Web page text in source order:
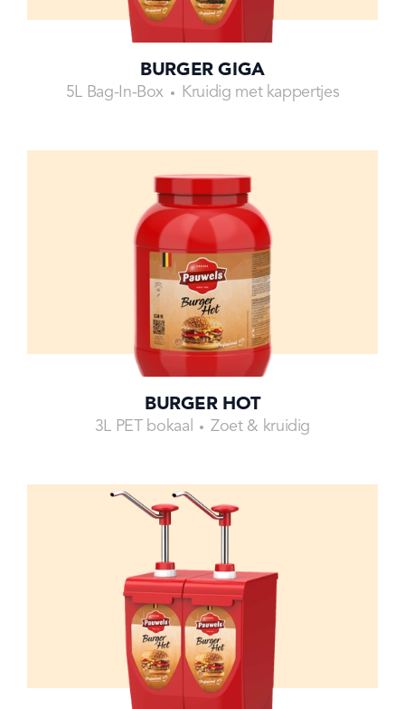
BURGER GIGA
5L Bag-In-Box Kruidig met kappertjes
BURGER HOT
3L PET bokaal Zoet & kruidig